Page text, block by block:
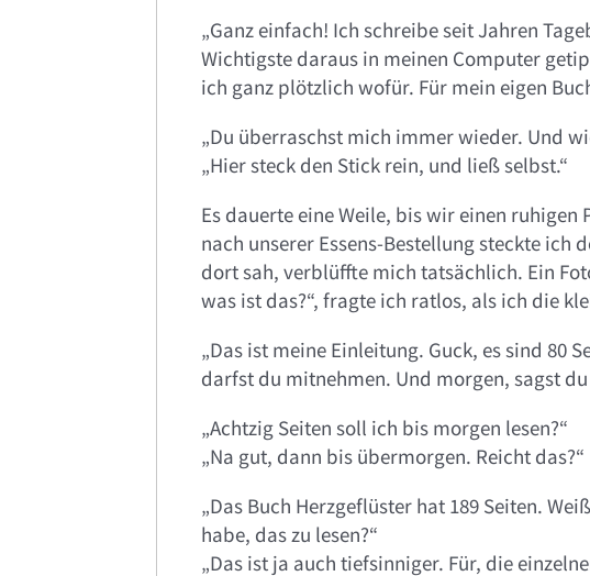
„Ganz einfach! Ich schreibe seit Jahren
Wichtigste daraus in meinen Computer
ich ganz plötzlich wofür. Für mein eigen
„Du überraschst mich immer wieder. Und
„Hier steck den Stick rein, und ließ selbst.“
Es dauerte eine Weile, bis wir einen ruhigen
nach unserer Essens-Bestellung steckte ich
dort sah, verblüffte mich tatsächlich. Ein
was ist das?“, fragte ich ratlos, als ich die
„Das ist meine Einleitung. Guck, es sind 80
darfst du mitnehmen. Und morgen, sagst
„Achtzig Seiten soll ich bis morgen lesen?“
„Na gut, dann bis übermorgen. Reicht das?“
„Das Buch Herzgeflüster hat 189 Seiten.
habe, das zu lesen?“
„Das ist ja auch tiefsinniger. Für, die